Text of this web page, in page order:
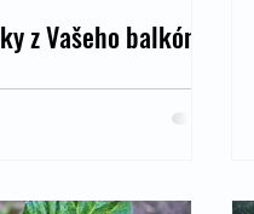
z Vašeho balkónu